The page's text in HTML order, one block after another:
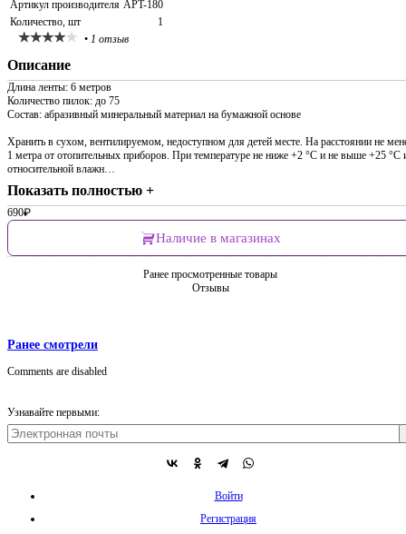
Артикул производителя APT-180
Количество, шт
1
• 1 отзыв
Описание
Длина ленты: 6 метров
Количество пилок: до 75
Состав: абразивный минеральный материал на бумажной основе
Хранить в сухом, вентилируемом, недоступном для детей месте. На расстоянии не
1 метра от отопительных приборов. При температуре не ниже +2 °С и не выше +25 °С
относительной влажн…
Показать полностью +
690₽
Наличие в магазинах
Ранее просмотренные товары
Отзывы
Ранее смотрели
Comments are disabled
Узнавайте первыми:
Войти
Регистрация